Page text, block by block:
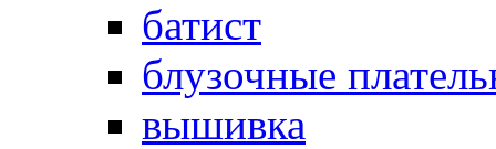
батист
блузочные
вышивка